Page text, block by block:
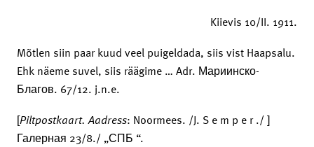
Kiievis 10/II. 1911.
Mõtlen siin paar kuud veel puigeldada, siis vist Haapsalu.
Ehk näeme suvel, siis räägime … Adr. Мариинско-
Благов. 67/12. j.n.e.
[Piltpostkaart. Aadress: Noormees. /J. S e m p e r ./ ]
Галерная 23/8./ „СПБ “.